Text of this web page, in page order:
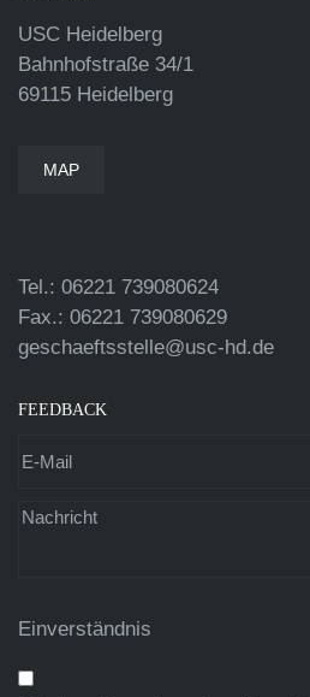
USC Heidelberg
Bahnhofstraße 34/1
69115 Heidelberg
MAP
Tel.: 06221 739080624
Fax.: 06221 739080629
geschaeftsstelle@usc-hd.de
FEEDBACK
Einverständnis